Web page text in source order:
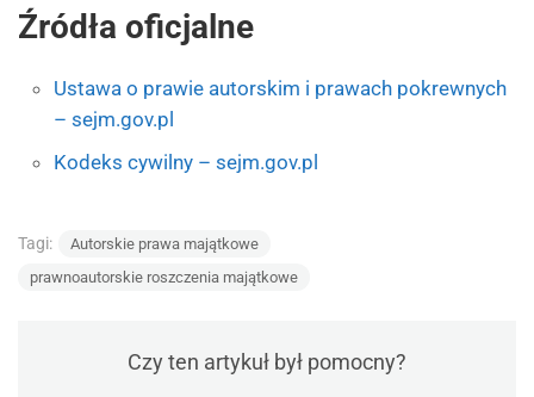
Źródła oficjalne
Ustawa o prawie autorskim i prawach pokrewnych
– sejm.gov.pl
Kodeks cywilny – sejm.gov.pl
Tagi:
Autorskie prawa majątkowe
prawnoautorskie roszczenia majątkowe
Czy ten artykuł był pomocny?